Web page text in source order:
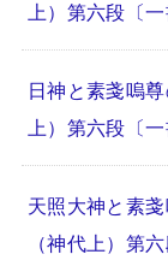
上）第六段〔一
日神と素戔嗚
上）第六段〔
天照大神と素
（神代上）第